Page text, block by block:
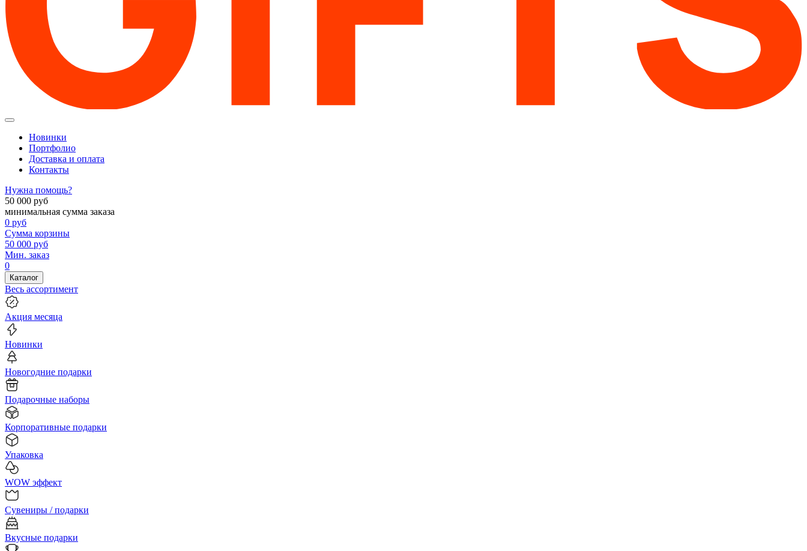
Новинки
Портфолио
Доставка и оплата
Контакты
Нужна помощь?
50 000 руб
минимальная сумма заказа
0 руб
Сумма корзины
50 000 руб
Мин. заказ
0
Каталог
Весь ассортимент
Акция месяца
Новинки
Новогодние подарки
Подарочные наборы
Корпоративные подарки
Упаковка
WOW эффект
Сувениры / подарки
Вкусные подарки